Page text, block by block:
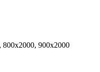
800x2000, 900x2000